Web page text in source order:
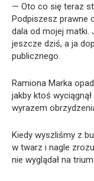
— Oto co się teraz
Podpiszesz prawne
dala od mojej matki.
jeszcze dziś, a ja
publicznego.
Ramiona Marka
jakby ktoś
wyrazem
Kiedy wyszliśmy z
w twarz i nagle
nie wyglądał na